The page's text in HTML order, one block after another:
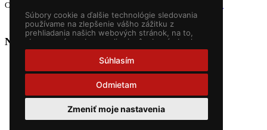
Súbory cookie a ďalšie technológie sledovania
používame na zlepšenie vášho zážitku z
prehliadania našich webových stránok, na to,
aby sme vám zobrazovali prispôsobený obsah a
cielené reklamy, na analýzu návštevnosti našich
webových stránok a na pochopenie toho, odkiaľ
naši návštevníci prichádzajú.
Súhlasím
Odmietam
Zmeniť moje nastavenia
Copyright © 2015 - 2026 NEONUS.s.r.o.
Nákupný košík